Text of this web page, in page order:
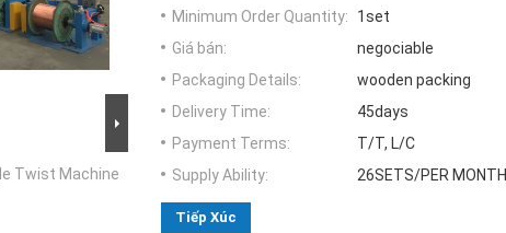
Twist Machine
Minimum Order Quantity:
1set
Giá bán:
negociable
Packaging Details:
wooden packing
Delivery Time:
45days
Payment Terms:
T/T, L/C
Supply Ability:
26SETS/PER MONTH
Tiếp Xúc